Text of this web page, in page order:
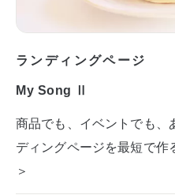
ランディングページ
My Song Ⅱ
商品でも、イベントでも、
ディングページを最短で作
＞